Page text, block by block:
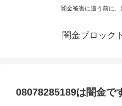
闇金被害に遭う前に
闇金ブロック
08078285189は闇金で